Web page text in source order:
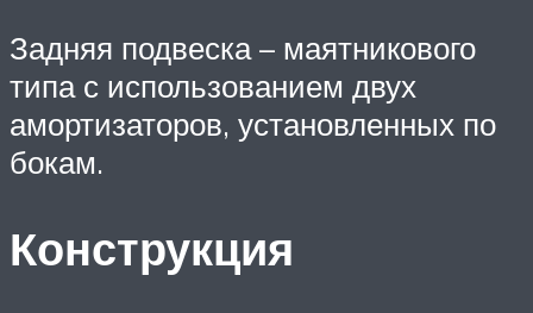
Задняя подвеска – маятникового
типа с использованием двух
амортизаторов, установленных по
бокам.
Конструкция